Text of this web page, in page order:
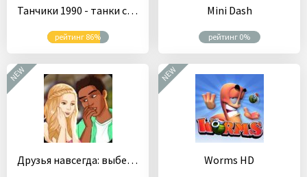
Танчики 1990 - танки с денди
рейтинг 86%
Mini Dash
рейтинг 0%
Друзья навсегда: выбери свою историю уже сейчас 19
NEW
Worms HD
NEW